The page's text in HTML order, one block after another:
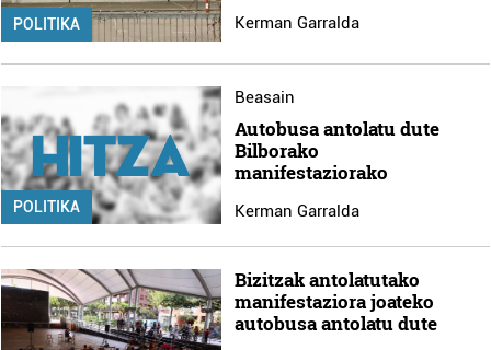
POLITIKA Kerman Garralda
POLITIKA
Beasain
Autobusa antolatu dute
Bilborako
manifestaziorako
Kerman Garralda
Bizitzak antolatutako
manifestaziora joateko
autobusa antolatu dute